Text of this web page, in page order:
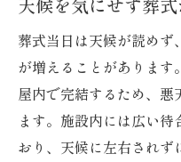
葬式当日は天候が読め
が増えることがありま
屋内で完結するため、悪
ます。施設内には広い
おり、天候に左右され